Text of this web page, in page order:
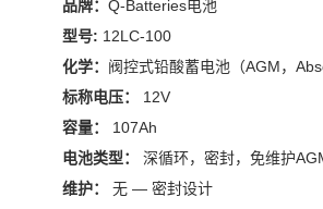
品牌： Q-Batteries电池
型号: 12LC-100
化学： 阀控式铅酸蓄电池（AGM，
标称电压：
12V
容量：
107Ah
电池类型：
深循环，密封，免维护
维护：
无 — 密封设计